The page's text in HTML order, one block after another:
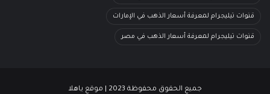
قنوات تيليجرام لمعرفة أسعار الذهب في الإمارات
قنوات تيليجرام لمعرفة أسعار الذهب في مصر
جميع الحقوق محفوظة 2023 | موقع ياهلا